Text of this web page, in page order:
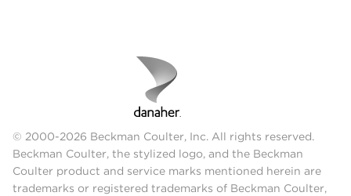
© 2000-2026 Beckman Coulter, Inc. All rights reserved.
Beckman Coulter, the stylized logo, and the Beckman
Coulter product and service marks mentioned herein are
trademarks or registered trademarks of Beckman Coulter,